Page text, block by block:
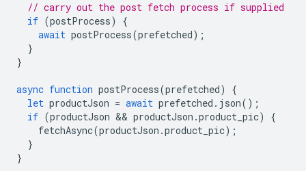
// carry out the post fetch process if supplied
if (postProcess)
{
await postProcess(prefetched);
}
}
async function postProcess(prefetched)
{
let productJson = await prefetched . json();
if (productJson && productJson .product_pic)
{
fetchAsync(productJson .product_pic);
}
}